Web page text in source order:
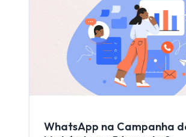
WhatsApp na Campanha